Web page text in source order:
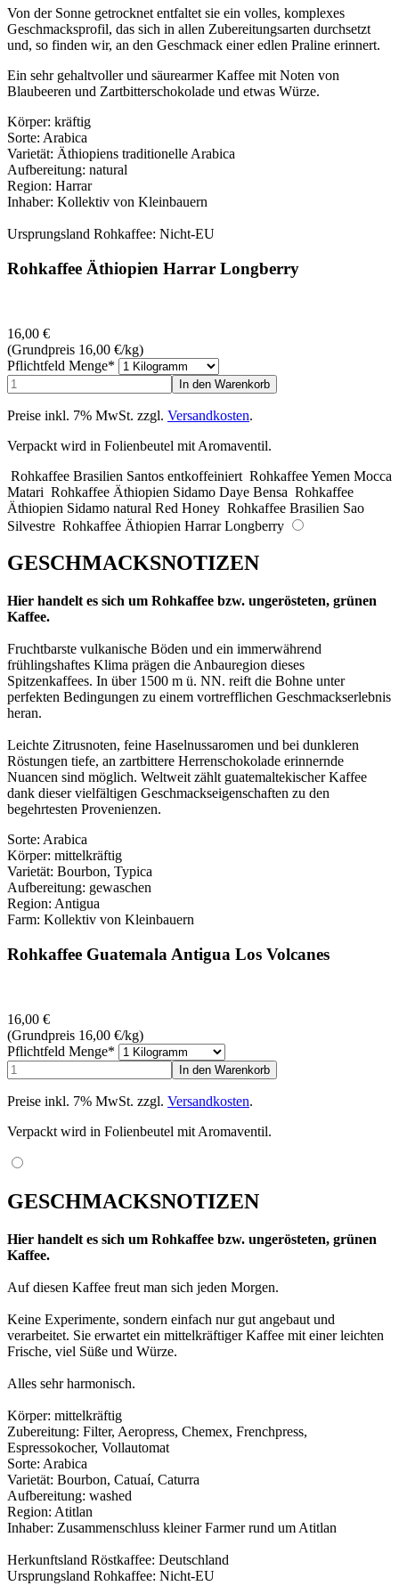
Von der Sonne getrocknet entfaltet sie ein volles, komplexes
Geschmacksprofil, das sich in allen Zubereitungsarten durchsetzt
und, so finden wir, an den Geschmack einer edlen Praline erinnert.
Ein sehr gehaltvoller und säurearmer Kaffee mit Noten von
Blaubeeren und Zartbitterschokolade und etwas Würze.
Körper: kräftig
Sorte: Arabica
Varietät: Äthiopiens traditionelle Arabica
Aufbereitung: natural
Region: Harrar
Inhaber: Kollektiv von Kleinbauern
Ursprungsland Rohkaffee: Nicht-EU
Rohkaffee Äthiopien Harrar Longberry
16,00 €
(Grundpreis 16,00 €/kg)
Pflichtfeld Menge*
Preise inkl. 7% MwSt. zzgl. Versandkosten.
Verpackt wird in Folienbeutel mit Aromaventil.
Rohkaffee Brasilien Santos entkoffeiniert Rohkaffee Yemen Mocca
Matari Rohkaffee Äthiopien Sidamo Daye Bensa Rohkaffee
Äthiopien Sidamo natural Red Honey Rohkaffee Brasilien Sao
Silvestre Rohkaffee Äthiopien Harrar Longberry
GESCHMACKSNOTIZEN
Hier handelt es sich um Rohkaffee bzw. ungerösteten, grünen
Kaffee.
Fruchtbarste vulkanische Böden und ein immerwährend
frühlingshaftes Klima prägen die Anbauregion dieses
Spitzenkaffees. In über 1500 m ü. NN. reift die Bohne unter
perfekten Bedingungen zu einem vortrefflichen Geschmackserlebnis
heran.
Leichte Zitrusnoten, feine Haselnussaromen und bei dunkleren
Röstungen tiefe, an zartbittere Herrenschokolade erinnernde
Nuancen sind möglich. Weltweit zählt guatemaltekischer Kaffee
dank dieser vielfältigen Geschmackseigenschaften zu den
begehrtesten Provenienzen.
Sorte: Arabica
Körper: mittelkräftig
Varietät: Bourbon, Typica
Aufbereitung: gewaschen
Region: Antigua
Farm: Kollektiv von Kleinbauern
Rohkaffee Guatemala Antigua Los Volcanes
16,00 €
(Grundpreis 16,00 €/kg)
Pflichtfeld Menge*
Preise inkl. 7% MwSt. zzgl. Versandkosten.
Verpackt wird in Folienbeutel mit Aromaventil.
GESCHMACKSNOTIZEN
Hier handelt es sich um Rohkaffee bzw. ungerösteten, grünen
Kaffee.
Auf diesen Kaffee freut man sich jeden Morgen.
Keine Experimente, sondern einfach nur gut angebaut und
verarbeitet. Sie erwartet ein mittelkräftiger Kaffee mit einer leichten
Frische, viel Süße und Würze.
Alles sehr harmonisch.
Körper: mittelkräftig
Zubereitung: Filter, Aeropress, Chemex, Frenchpress,
Espressokocher, Vollautomat
Sorte: Arabica
Varietät: Bourbon, Catuaí, Caturra
Aufbereitung: washed
Region: Atitlan
Inhaber: Zusammenschluss kleiner Farmer rund um Atitlan
Herkunftsland Röstkaffee: Deutschland
Ursprungsland Rohkaffee: Nicht-EU